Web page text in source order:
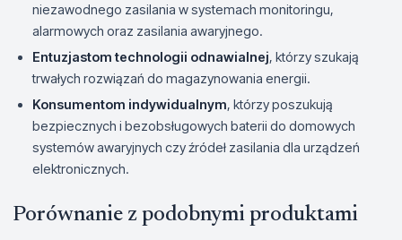
niezawodnego zasilania w systemach monitoringu,
alarmowych oraz zasilania awaryjnego.
Entuzjastom technologii odnawialnej, którzy szukają
trwałych rozwiązań do magazynowania energii.
Konsumentom indywidualnym, którzy poszukują
bezpiecznych i bezobsługowych baterii do domowych
systemów awaryjnych czy źródeł zasilania dla urządzeń
elektronicznych.
Porównanie z podobnymi produktami